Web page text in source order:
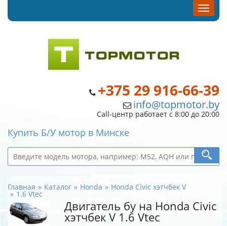
+375 29 916-66-39
info@topmotor.by
Call-центр работает с 8:00 до 20:00
Купить Б/У мотор в Минске
Главная Каталог Honda Honda Civic хэтчбек V
1.6 Vtec
Двигатель бу на Honda Civic
хэтчбек V 1.6 Vtec